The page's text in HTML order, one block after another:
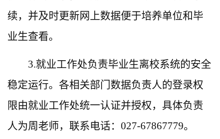
续，并及时更新网上数据便于培养单位和毕
业生查看。
3.就业工作处负责毕业生离校系统的安全
稳定运行。各相关部门数据负责人的登录权
限由就业工作处统一认证并授权，具体负责
人为周老师，联系电话：027-67867779。